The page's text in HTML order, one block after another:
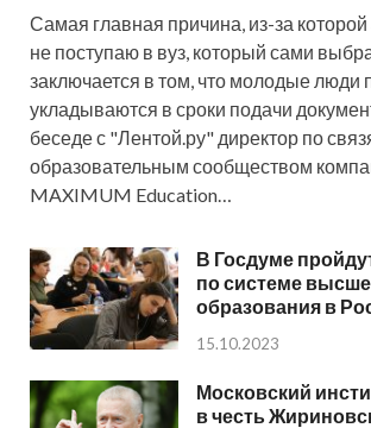
Самая главная причина, из-за
не поступаю в вуз, который сами
заключается в том, что молодые люди
укладываются в сроки подачи
беседе с "Лентой.ру" директор по
образовательным сообществом
MAXIMUM Education…
В Госдуме
по системе
образования в
15.10.2023
Московский
в честь